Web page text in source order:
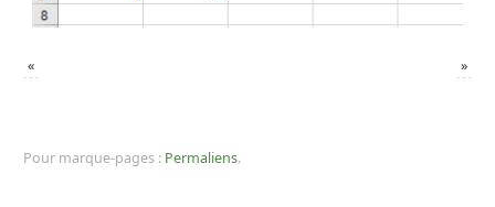
« »
Pour marque-pages : Permaliens.